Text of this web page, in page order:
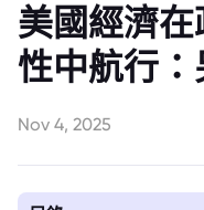
美國經濟
性中航行
Nov 4, 2025